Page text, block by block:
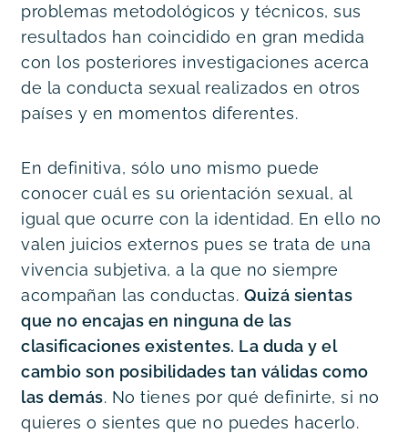
problemas metodológicos y técnicos, sus
resultados han coincidido en gran medida
con los posteriores investigaciones acerca
de la conducta sexual realizados en otros
países y en momentos diferentes.
En definitiva, sólo uno mismo puede
conocer cuál es su orientación sexual, al
igual que ocurre con la identidad. En ello no
valen juicios externos pues se trata de una
vivencia subjetiva, a la que no siempre
acompañan las conductas. Quizá sientas
que no encajas en ninguna de las
clasificaciones existentes. La duda y el
cambio son posibilidades tan válidas como
las demás. No tienes por qué definirte, si no
quieres o sientes que no puedes hacerlo.